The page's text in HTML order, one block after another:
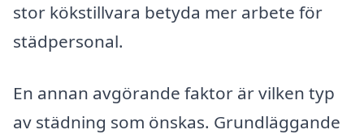
stor kökstillvara betyda mer arbete för
städpersonal.
En annan avgörande faktor är vilken typ
av städning som önskas. Grundläggande